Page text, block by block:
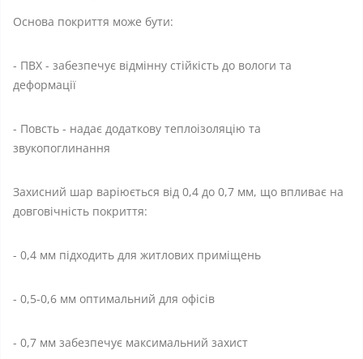
Основа покриття може бути:
- ПВХ - забезпечує відмінну стійкість до вологи та
деформації
- Повсть - надає додаткову теплоізоляцію та
звукопоглинання
Захисний шар варіюється від 0,4 до 0,7 мм, що впливає на
довговічність покриття:
- 0,4 мм підходить для житлових приміщень
- 0,5-0,6 мм оптимальний для офісів
- 0,7 мм забезпечує максимальний захист